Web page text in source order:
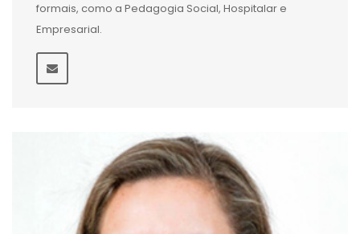
formais, como a Pedagogia Social, Hospitalar e
Empresarial.